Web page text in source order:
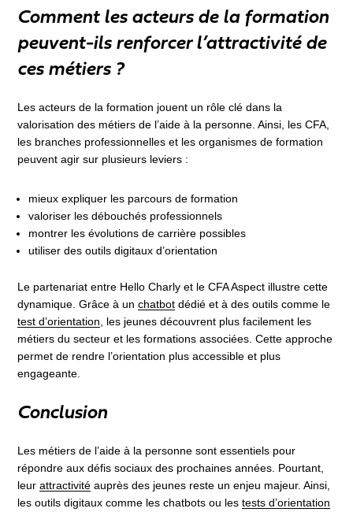
Comment les acteurs de la formation
peuvent-ils renforcer l’attractivité de
ces métiers ?
Les acteurs de la formation jouent un rôle clé dans la
valorisation des métiers de l’aide à la personne. Ainsi, les CFA,
les branches professionnelles et les organismes de formation
peuvent agir sur plusieurs leviers :
mieux expliquer les parcours de formation
valoriser les débouchés professionnels
montrer les évolutions de carrière possibles
utiliser des outils digitaux d’orientation
Le partenariat entre Hello Charly et le CFA Aspect illustre cette
dynamique. Grâce à unchatbot dédié et à des outils comme le
test d’orientation , les jeunes découvrent plus facilement les
métiers du secteur et les formations associées. Cette approche
permet de rendre l’orientation plus accessible et plus
engageante.
Conclusion
Les métiers de l’aide à la personne sont essentiels pour
répondre aux défis sociaux des prochaines années. Pourtant,
leurattractivité auprès des jeunes reste un enjeu majeur. Ainsi,
les outils digitaux comme les chatbots ou lestests d’orientation